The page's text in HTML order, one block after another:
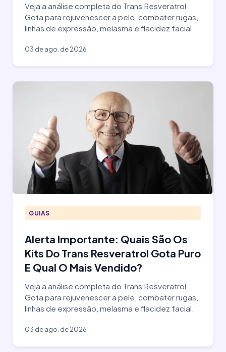
Veja a análise completa do Trans Resveratrol
Gota para rejuvenescer a pele, combater rugas,
linhas de expressão, melasma e flacidez facial.
03 de ago. de 2026
GUIAS
Alerta Importante: Quais São Os
Kits Do Trans Resveratrol Gota Puro
E Qual O Mais Vendido?
Veja a análise completa do Trans Resveratrol
Gota para rejuvenescer a pele, combater rugas,
linhas de expressão, melasma e flacidez facial.
03 de ago. de 2026